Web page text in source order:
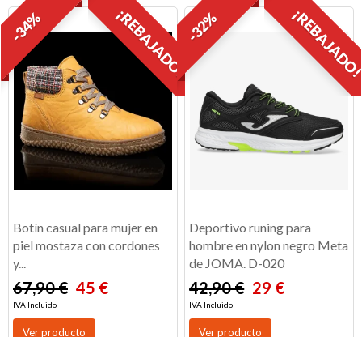
¡REBAJADO!
-34%
Botín casual para mujer en
piel mostaza con cordones
y...
67,90 € 45 €
IVA Incluido
Ver producto
-32%
Deportivo runing para
hombre en nylon negro Meta
de JOMA. D-020
42,90 € 29 €
IVA Incluido
Ver producto